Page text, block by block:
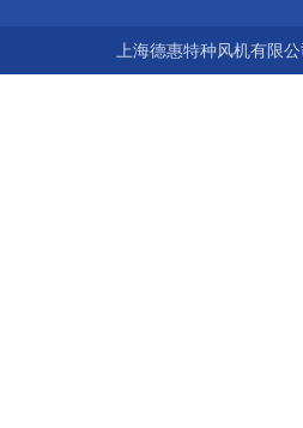
上海德惠特种风机有限